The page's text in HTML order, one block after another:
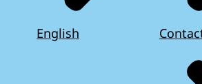
English